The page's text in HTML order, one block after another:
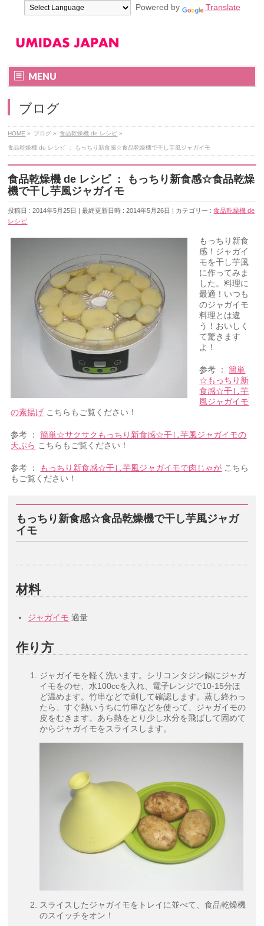
Powered by Translate
MENU
ブログ
HOME » ブログ » 食品乾燥機 de レシピ »
食品乾燥機 de レシピ ： もっちり新食感☆食品乾燥機で干し芋風ジャガイモ
食品乾燥機 de レシピ ： もっちり新食感☆食品乾燥
機で干し芋風ジャガイモ
投稿日 : 2014年5月25日 最終更新日時 : 2014年5月26日 カテゴリー :食品乾燥機 de
レシピ
もっちり新食
感！ジャガイ
モを干し芋風
に作ってみま
した。料理に
最適！いつも
のジャガイモ
料理とは違
う！おいしく
て驚きます
よ！
参考 ：簡単
☆もっちり新
食感☆干し芋
風ジャガイモ
の素揚げ こちらもご覧ください！
参考 ：簡単☆サクサクもっちり新食感☆干し芋風ジャガイモの
天ぷら こちらもご覧ください！
参考 ： もっちり新食感☆干し芋風ジャガイモで肉じゃが こちら
もご覧ください！
もっちり新食感☆食品乾燥機で干し芋風ジャガ
イモ
材料
ジャガイモ 適量
作り方
ジャガイモを軽く洗います。シリコンタジン鍋にジャガ
イモをのせ、水100ccを入れ、電子レンジで10-15分ほ
ど温めます。竹串などで刺して確認します。蒸し終わっ
たら、すぐ熱いうちに竹串などを使って、ジャガイモの
皮をむきます。あら熱をとり少し水分を飛ばして固めて
からジャガイモをスライスします。
スライスしたジャガイモをトレイに並べて、食品乾燥機
のスイッチをオン！